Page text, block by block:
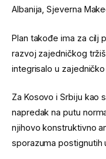
Albanija, Sjeverna
Plan takođe ima za cilj
razvoj zajedničkog
integrisalo u zajedničko
Za Kosovo i Srbiju kao
napredak na putu
njihovo konstruktivno
sporazuma postignutih